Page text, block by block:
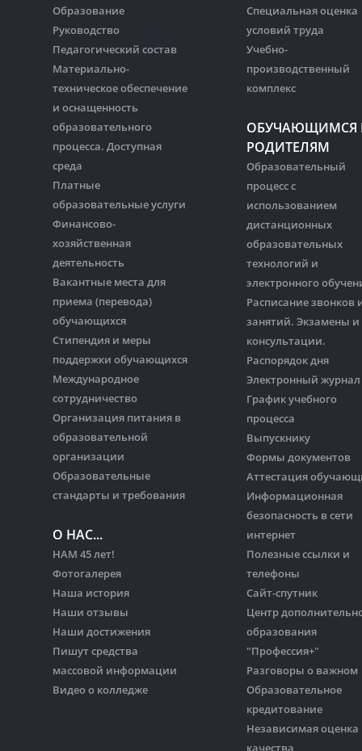
Образование
Руководство
Педагогический состав
Материально-
техническое обеспечение
и оснащенность
образовательного
процесса. Доступная
среда
Платные
образовательные услуги
Финансово-
хозяйственная
деятельность
Вакантные места для
приема (перевода)
обучающихся
Стипендия и меры
поддержки обучающихся
Международное
сотрудничество
Организация питания в
образовательной
организации
Образовательные
стандарты и требования
О НАС...
НАМ 45 лет!
Фотогалерея
Наша история
Наши отзывы
Наши достижения
Пишут средства
массовой информации
Видео о колледже
Специальная оценка
условий труда
Учебно-
производственный
комплекс
ОБУЧАЮЩИМСЯ
РОДИТЕЛЯМ
Образовательный
процесс с
использованием
дистанционных
образовательных
технологий и
электронного
Расписание звонков
занятий. Экзамены и
консультации.
Распорядок дня
Электронный журнал
График учебного
процесса
Выпускнику
Формы документов
Аттестация
Информационная
безопасность в сети
интернет
Полезные ссылки и
телефоны
Сайт-спутник
Центр
образования
"Профессия+"
Разговоры о важном
Образовательное
кредитование
Независимая оценка